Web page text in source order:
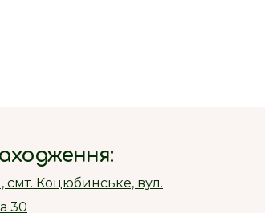
смт. Коцюбинське, вул.
30